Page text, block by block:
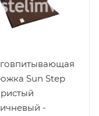
Sun Step
-